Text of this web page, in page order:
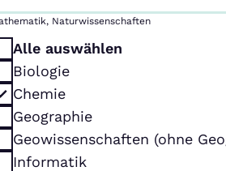
Naturwissenschaften
Alle auswählen
Biologie
Chemie
Geographie
Geowissenschaften (ohne
Informatik